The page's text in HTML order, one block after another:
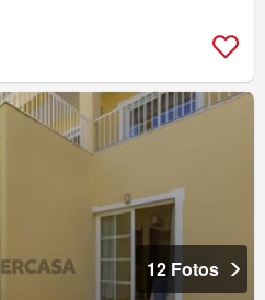
12 Fotos